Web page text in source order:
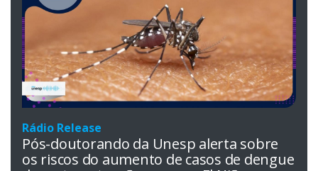
Rádio Release
Pós-doutorando da Unesp alerta sobre
os riscos do aumento de casos de dengue